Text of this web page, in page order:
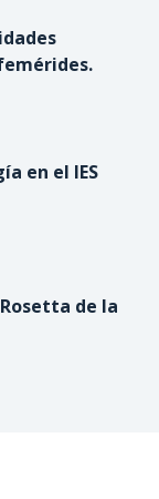
en el IES
de la